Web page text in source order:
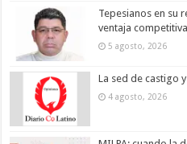
Tepesianos en su
ventaja
5 agosto, 2026
La sed de castigo
4 agosto, 2026